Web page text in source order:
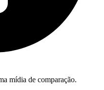
mídia de comparação.